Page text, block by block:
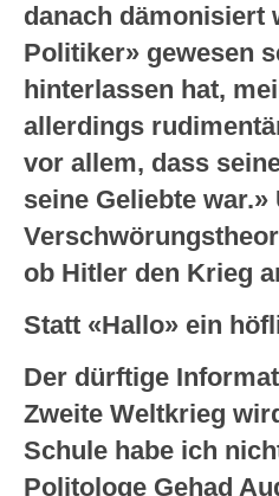
danach dämonisiert
Politiker» gewesen
hinterlassen hat,
allerdings
vor allem, dass
seine Geliebte
ob Hitler den Krieg
Statt «Hallo» ein
Der dürftige
Zweite Weltkrieg
Schule habe ich
Politologe Gehad